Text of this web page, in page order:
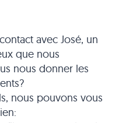
avec José, un
que nous
nous donner les
nous pouvons vous